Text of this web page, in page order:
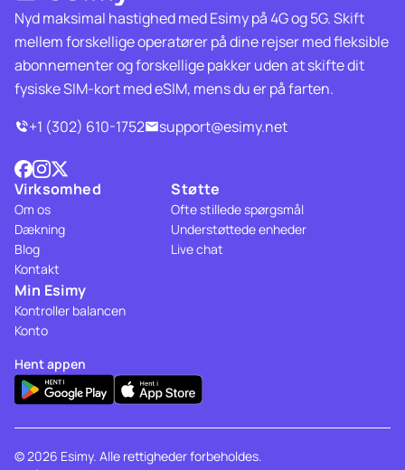
Nyd maksimal hastighed med Esimy på 4G og 5G. Skift
mellem forskellige operatører på dine rejser med fleksible
abonnementer og forskellige pakker uden at skifte dit
fysiske SIM-kort med eSIM, mens du er på farten.
+1 (302) 610-1752
support@esimy.net
Virksomhed
Om os
Dækning
Blog
Kontakt
Støtte
Ofte stillede spørgsmål
Understøttede enheder
Live chat
Min Esimy
Kontroller balancen
Konto
Hent appen
© 2026 Esimy. Alle rettigheder forbeholdes.